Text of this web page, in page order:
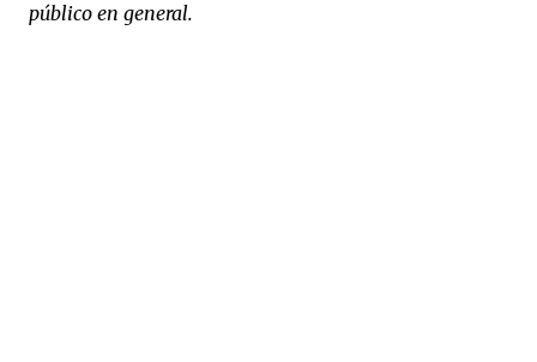
público en general.